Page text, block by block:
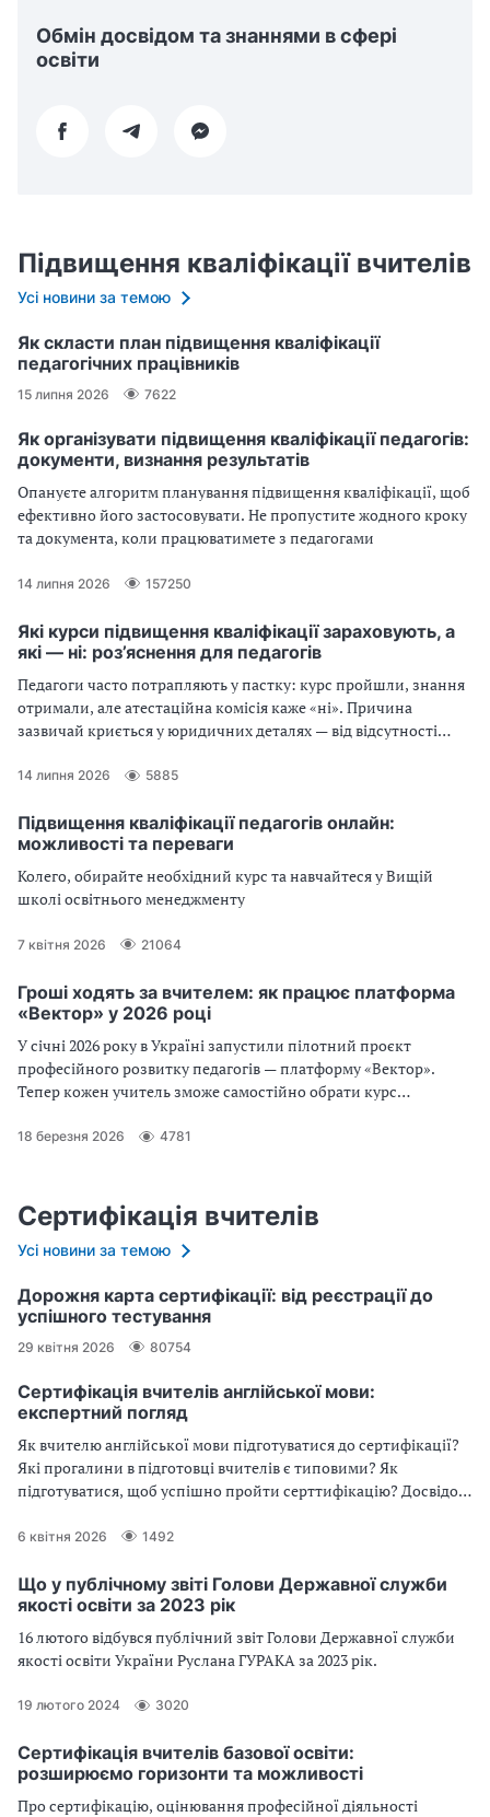
Обмін досвідом та знаннями в сфері
освіти
Підвищення кваліфікації вчителів
Усі новини за темою
Як скласти план підвищення кваліфікації
педагогічних працівників
15 липня 2026 7622
Як організувати підвищення кваліфікації педагогів:
документи, визнання результатів
Опануєте алгоритм планування підвищення кваліфікації, щоб
ефективно його застосовувати. Не пропустите жодного кроку
та документа, коли працюватимете з педагогами
14 липня 2026 157250
Які курси підвищення кваліфікації зараховують, а
які — ні: роз’яснення для педагогів
Педагоги часто потрапляють у пастку: курс пройшли, знання
отримали, але атестаційна комісія каже «ні». Причина
зазвичай криється у юридичних деталях — від відсутності
переліку результатів навчання в самому документі. Читайте,
розвитку
14 липня 2026 5885
Підвищення кваліфікації педагогів онлайн:
можливості та переваги
Колего, обирайте необхідний курс та навчайтеся у Вищій
школі освітнього менеджменту
7 квітня 2026 21064
Гроші ходять за вчителем: як працює платформа
«Вектор» у 2026 році
У січні 2026 року в Україні запустили пілотний проєкт
професійного розвитку педагогів — платформу «Вектор».
Тепер кожен учитель зможе самостійно обрати курс
коштами (1500 грн) безпосередньо на платформі. Як
18 березня 2026 4781
Сертифікація вчителів
Усі новини за темою
Дорожня карта сертифікації: від реєстрації до
успішного тестування
29 квітня 2026 80754
Сертифікація вчителів англійської мови:
експертний погляд
Як вчителю англійської мови підготуватися до сертифікації?
Які прогалини в підготовці вчителів є типовими? Як
підготуватися, щоб успішно пройти серттифікацію? Досвідом
6 квітня 2026 1492
Що у публічному звіті Голови Державної служби
якості освіти за 2023 рік
16 лютого відбувся публічний звіт Голови Державної служби
якості освіти України Руслана ГУРАКА за 2023 рік.
19 лютого 2024 3020
Сертифікація вчителів базової освіти:
розширюємо горизонти та можливості
Про сертифікацію, оцінювання професійної діяльності